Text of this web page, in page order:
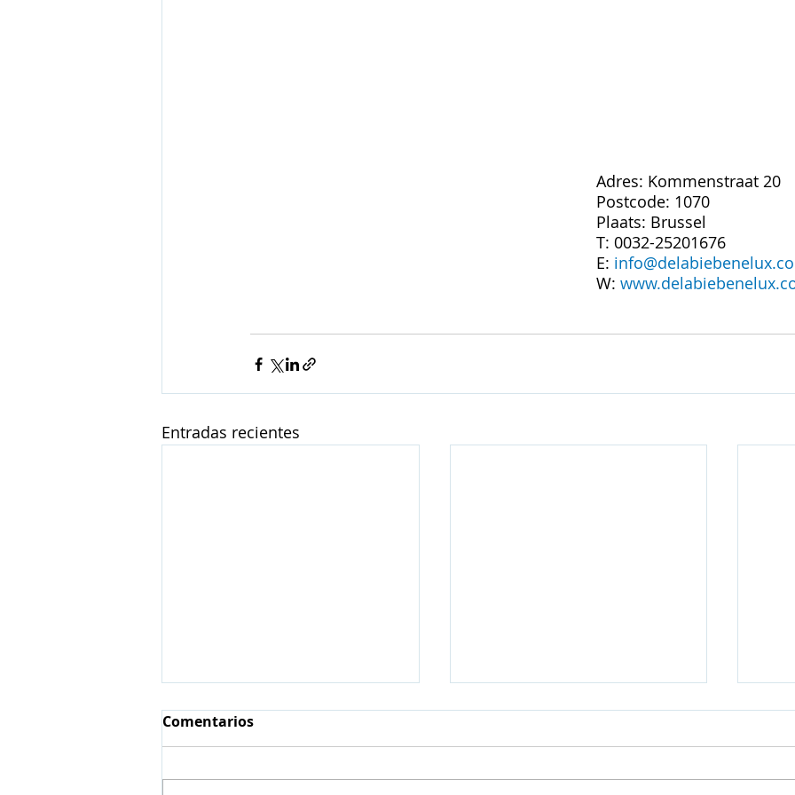
Adres: Kommenstraat 20
Postcode: 1070
Plaats: Brussel
T: 0032-25201676
E:
W:
Entradas recientes
Comentarios